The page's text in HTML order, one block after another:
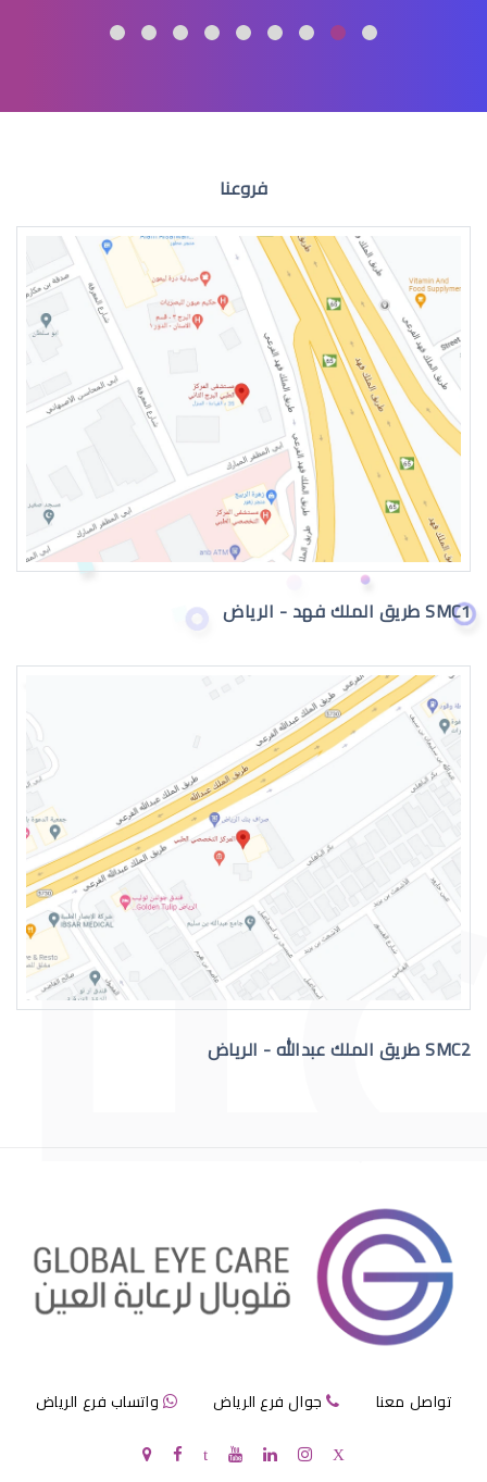
الماء الازرق للعين
اعراض الماء الازرق بالعين
اسباب الماء الازرق بالعين
علاج الماء الازرق بالعين
مرض الماء الازرق بالعين
فروعنا
SMC1 طريق الملك فهد - الرياض
SMC2 طريق الملك عبدالله - الرياض
تواصل معنا جوال فرع الرياض واتساب فرع الرياض